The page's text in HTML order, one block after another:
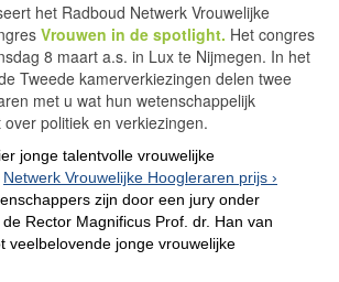
het Radboud Netwerk Vrouwelijke
Vrouwen in de spotlight. Het congres
8 maart a.s. in Lux te Nijmegen. In het
Tweede kamerverkiezingen delen twee
met u wat hun wetenschappelijk
politiek en verkiezingen.
jonge talentvolle vrouwelijke
Netwerk Vrouwelijke Hoogleraren prijs
zijn door een jury onder
Rector Magnificus Prof. dr. Han van
veelbelovende jonge vrouwelijke